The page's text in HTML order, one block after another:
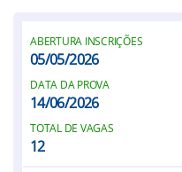
ABERTURA INSCRIÇÕES
05/05/2026
DATA DA PROVA
14/06/2026
TOTAL DE VAGAS
12